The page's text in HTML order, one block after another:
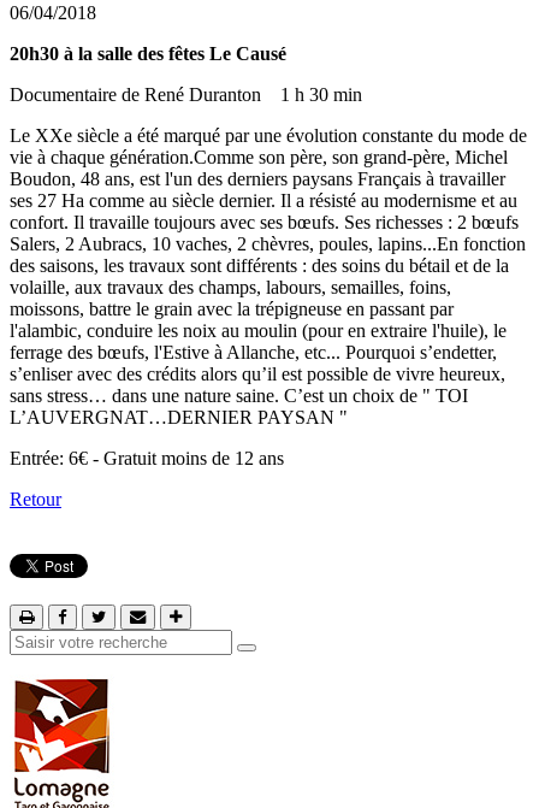
06/04/2018
20h30 à la salle des fêtes Le Causé
Documentaire de René Duranton 1 h 30 min
Le XXe siècle a été marqué par une évolution constante du mode de
vie à chaque génération.Comme son père, son grand-père, Michel
Boudon, 48 ans, est l'un des derniers paysans Français à travailler
ses 27 Ha comme au siècle dernier. Il a résisté au modernisme et au
confort. Il travaille toujours avec ses bœufs. Ses richesses : 2 bœufs
Salers, 2 Aubracs, 10 vaches, 2 chèvres, poules, lapins...En fonction
des saisons, les travaux sont différents : des soins du bétail et de la
volaille, aux travaux des champs, labours, semailles, foins,
moissons, battre le grain avec la trépigneuse en passant par
l'alambic, conduire les noix au moulin (pour en extraire l'huile), le
ferrage des bœufs, l'Estive à Allanche, etc... Pourquoi s’endetter,
s’enliser avec des crédits alors qu’il est possible de vivre heureux,
sans stress… dans une nature saine. C’est un choix de " TOI
L’AUVERGNAT…DERNIER PAYSAN "
Entrée: 6€ - Gratuit moins de 12 ans
Retour